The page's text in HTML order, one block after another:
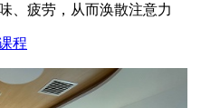
、疲劳，从而涣散注意力
程